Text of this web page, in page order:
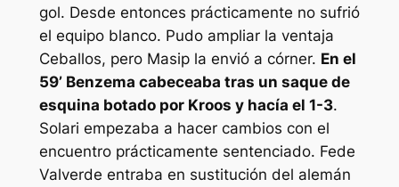
gol. Desde entonces prácticamente no sufrió
el equipo blanco. Pudo ampliar la ventaja
Ceballos, pero Masip la envió a córner. En el
59’ Benzema cabeceaba tras un saque de
esquina botado por Kroos y hacía el 1-3.
Solari empezaba a hacer cambios con el
encuentro prácticamente sentenciado. Fede
Valverde entraba en sustitución del alemán